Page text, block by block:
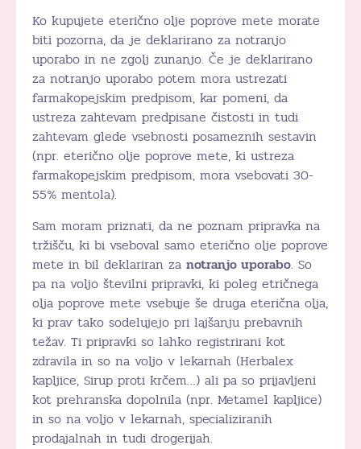
Ko kupujete eterično olje poprove mete morate
biti pozorna, da je deklarirano za notranjo
uporabo in ne zgolj zunanjo. Če je deklarirano
za notranjo uporabo potem mora ustrezati
farmakopejskim predpisom, kar pomeni, da
ustreza zahtevam predpisane čistosti in tudi
zahtevam glede vsebnosti posameznih sestavin
(npr. eterično olje poprove mete, ki ustreza
farmakopejskim predpisom, mora vsebovati 30-
55% mentola).
Sam moram priznati, da ne poznam pripravka na
tržišču, ki bi vseboval samo eterično olje poprove
mete in bil deklariran za notranjo uporabo. So
pa na voljo številni pripravki, ki poleg etričnega
olja poprove mete vsebuje še druga eterična olja,
ki prav tako sodelujejo pri lajšanju prebavnih
težav. Ti pripravki so lahko registrirani kot
zdravila in so na voljo v lekarnah (Herbalex
kapljice, Sirup proti krčem…) ali pa so prijavljeni
kot prehranska dopolnila (npr. Metamel kapljice)
in so na voljo v lekarnah, specializiranih
prodajalnah in tudi drogerijah.